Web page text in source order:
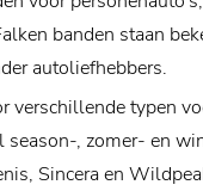
banden staan
autoliefhebbers.
verschillende typen
, zomer- en
Sincera en